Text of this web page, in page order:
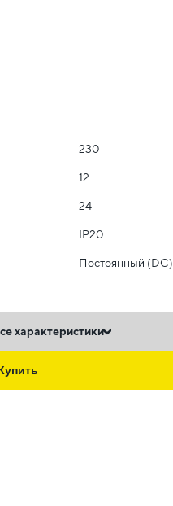
230
12
24
IP20
Постоянный (DC)
характеристики